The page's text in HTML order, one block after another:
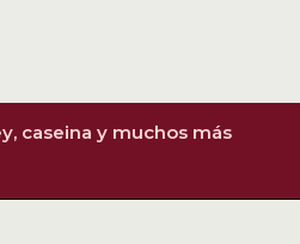
caseina y muchos más